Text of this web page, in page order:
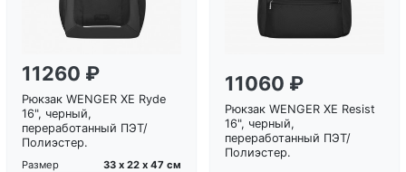
11260 ₽
Рюкзак WENGER XE Ryde
16", черный,
переработанный ПЭТ/
Полиэстер.
Размер
33 х 22 х 47 см
11060 ₽
Рюкзак WENGER XE Resist
16", черный,
переработанный ПЭТ/
Полиэстер.